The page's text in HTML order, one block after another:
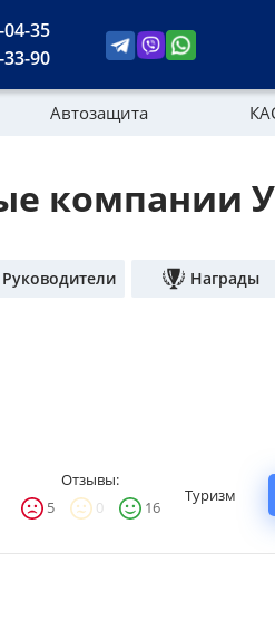
35
90
Автозащита
компании
Руководители Награды
Отзывы:
5
0 16
Туризм